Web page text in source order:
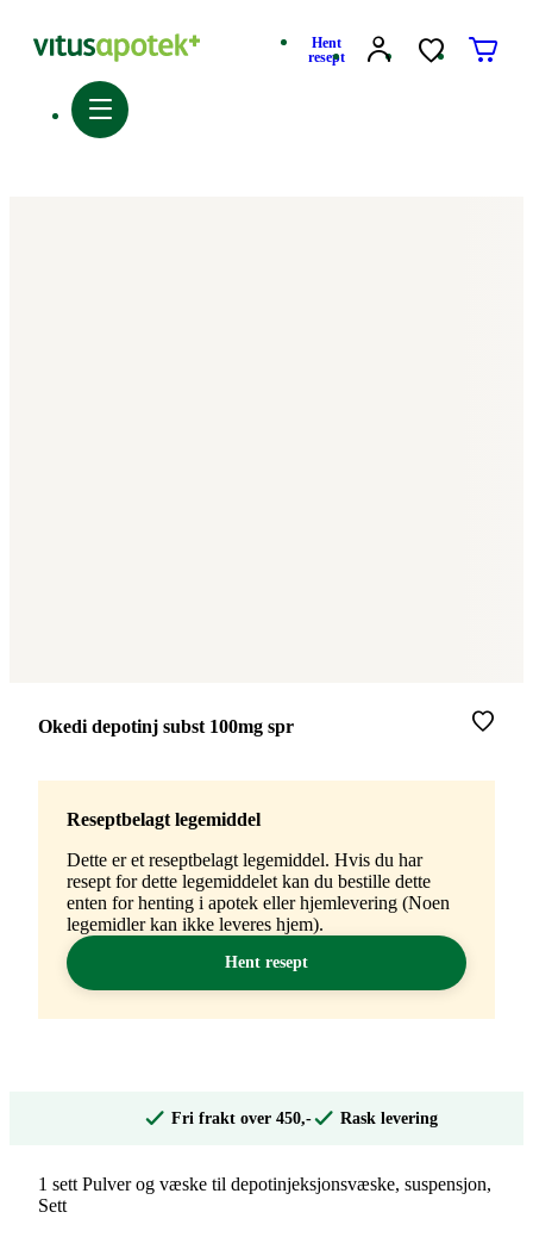
Hent
resept
Merke:
Okedi depotinj subst 100mg spr
Reseptbelagt legemiddel
Dette er et reseptbelagt legemiddel. Hvis du har
resept for dette legemiddelet kan du bestille dette
enten for henting i apotek eller hjemlevering (Noen
legemidler kan ikke leveres hjem).
Hent resept
Fri frakt over 450,- Rask levering
1 sett Pulver og væske til depotinjeksjonsvæske, suspensjon,
Sett